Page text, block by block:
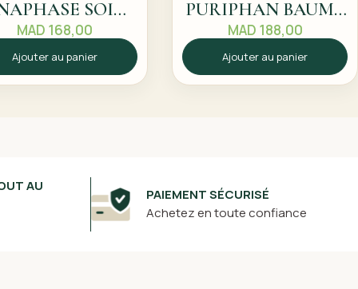
SOIN
APRES
MAD 168,00
Ajouter au panier
PURIPHAN BAUME
DEMELANT 200ML
MAD 188,00
Ajouter au panier
AU
PAIEMENT SÉCURISÉ
Achetez en toute confiance